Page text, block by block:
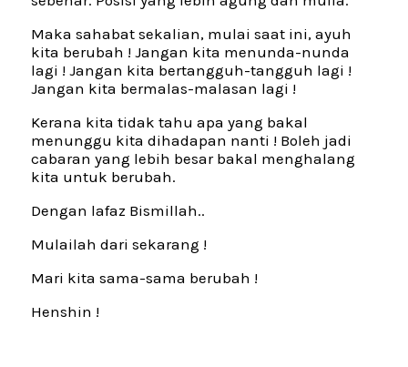
Maka sahabat sekalian, mulai saat ini, ayuh
kita berubah ! Jangan kita menunda-nunda
lagi ! Jangan kita bertangguh-tangguh lagi !
Jangan kita bermalas-malasan lagi !
Kerana kita tidak tahu apa yang bakal
menunggu kita dihadapan nanti ! Boleh jadi
cabaran yang lebih besar bakal menghalang
kita untuk berubah.
Dengan lafaz Bismillah..
Mulailah dari sekarang !
Mari kita sama-sama berubah !
Henshin !